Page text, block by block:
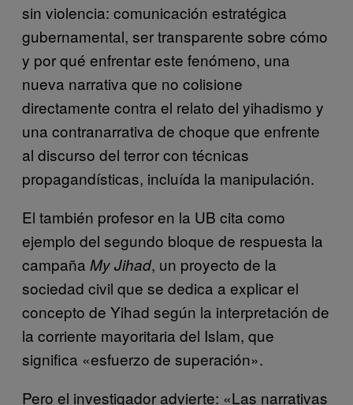
sin violencia: comunicación estratégica
gubernamental, ser transparente sobre cómo
y por qué enfrentar este fenómeno, una
nueva narrativa que no colisione
directamente contra el relato del yihadismo y
una contranarrativa de choque que enfrente
al discurso del terror con técnicas
propagandísticas, incluída la manipulación.
El también profesor en la UB cita como
ejemplo del segundo bloque de respuesta la
campaña My Jihad, un proyecto de la
sociedad civil que se dedica a explicar el
concepto de Yihad según la interpretación de
la corriente mayoritaria del Islam, que
significa «esfuerzo de superación».
Pero el investigador advierte: «Las narrativas